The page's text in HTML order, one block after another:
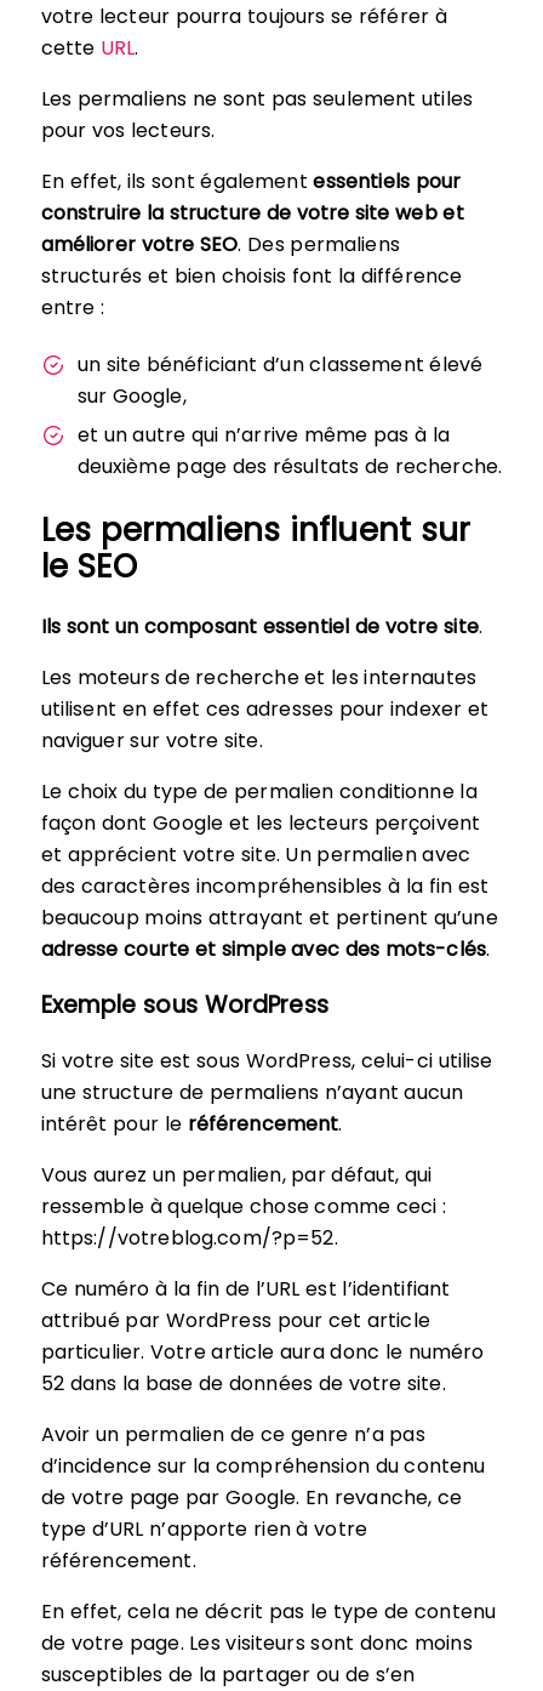
votre lecteur pourra toujours se référer à
cette URL.
Les permaliens ne sont pas seulement utiles
pour vos lecteurs.
En effet, ils sont égalementessentiels pour
construire la structure de votre site web et
améliorer votre SEO. Des permaliens
structurés et bien choisis font la différence
entre :
un site bénéficiant d’un classement élevé
sur Google,
et un autre qui n’arrive même pas à la
deuxième page des résultats de recherche.
Les permaliens influent sur
le SEO
Ils sont un composant essentiel de votre site.
Les moteurs de recherche et les internautes
utilisent en effet ces adresses pour indexer et
naviguer sur votre site.
Le choix du type de permalien conditionne la
façon dont Google et les lecteurs perçoivent
et apprécient votre site. Un permalien avec
des caractères incompréhensibles à la fin est
beaucoup moins attrayant et pertinent qu’une
adresse courte et simple avec des mots-clés.
Exemple sous WordPress
Si votre site est sous WordPress, celui-ci utilise
une structure de permaliens n’ayant aucun
intérêt pour le référencement.
Vous aurez un permalien, par défaut, qui
ressemble à quelque chose comme ceci :
https://votreblog.com/?p=52.
Ce numéro à la fin de l’URL est l’identifiant
attribué par WordPress pour cet article
particulier. Votre article aura donc le numéro
52 dans la base de données de votre site.
Avoir un permalien de ce genre n’a pas
d’incidence sur la compréhension du contenu
de votre page par Google. En revanche, ce
type d’URL n’apporte rien à votre
référencement.
En effet, cela ne décrit pas le type de contenu
de votre page. Les visiteurs sont donc moins
susceptibles de la partager ou de s’en